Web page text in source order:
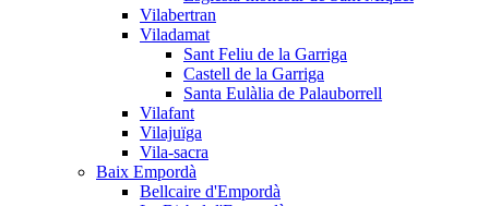
Vilabertran
Viladamat
Sant Feliu de la Garriga
Castell de la Garriga
Santa Eulàlia de Palauborrell
Vilafant
Vilajuïga
Vila-sacra
Baix Empordà
Bellcaire d'Empordà